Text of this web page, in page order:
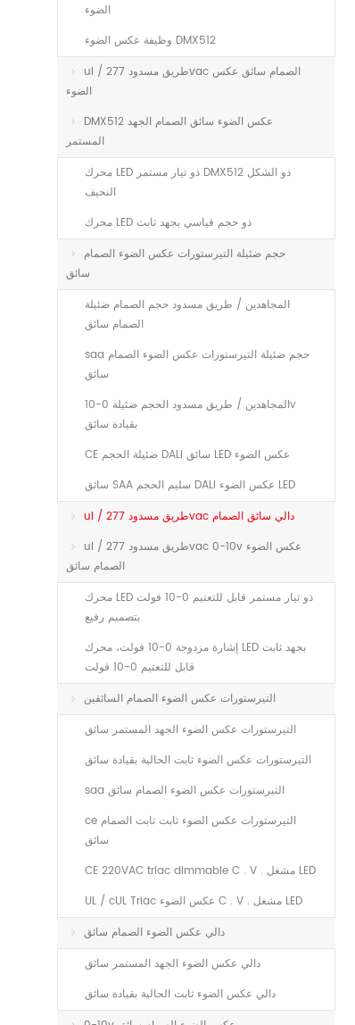
الضوء
وظيفة عكس الضوء DMX512
ul / طريق مسدود 277vac الصمام سائق عكس
الضوء
DMX512 عكس الضوء سائق الصمام الجهد
المستمر
محرك LED ذو تيار مستمر DMX512 ذو الشكل
النحيف
محرك LED ذو حجم قياسي بجهد ثابت
حجم ضئيلة التيرستورات عكس الضوء الصمام
سائق
المجاهدين / طريق مسدود حجم الصمام ضئيلة
الصمام سائق
saa حجم ضئيلة التيرستورات عكس الضوء الصمام
سائق
المجاهدين / طريق مسدود الحجم ضئيلة 0-10v
بقيادة سائق
CE ضئيلة الحجم DALI سائق LED عكس الضوء
سائق SAA سليم الحجم DALI عكس الضوء LED
ul / طريق مسدود 277vac دالي سائق الصمام
ul / طريق مسدود 277vac 0-10v عكس الضوء
الصمام سائق
محرك LED ذو تيار مستمر قابل للتعتيم 0-10 فولت
بتصميم رفيع
إشارة مزدوجة 0-10 فولت، محرك LED بجهد ثابت
قابل للتعتيم 0-10 فولت
التيرستورات عكس الضوء الصمام السائقين
التيرستورات عكس الضوء الجهد المستمر سائق
التيرستورات عكس الضوء ثابت الحالية بقيادة سائق
saa التيرستورات عكس الضوء الصمام سائق
ce التيرستورات عكس الضوء ثابت ثابت الصمام
سائق
CE 220VAC triac dimmable C . V . مشغل LED
UL / cUL Triac عكس الضوء C . V . مشغل LED
دالي عكس الضوء الصمام سائق
دالي عكس الضوء الجهد المستمر سائق
دالي عكس الضوء ثابت الحالية بقيادة سائق